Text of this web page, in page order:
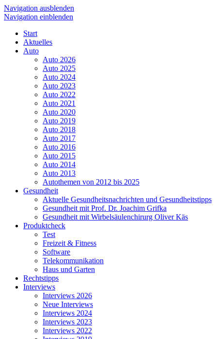
Navigation ausblenden
Navigation einblenden
Start
Aktuelles
Auto
Auto 2026
Auto 2025
Auto 2024
Auto 2023
Auto 2022
Auto 2021
Auto 2020
Auto 2019
Auto 2018
Auto 2017
Auto 2016
Auto 2015
Auto 2014
Auto 2013
Autothemen von 2012 bis 2025
Gesundheit
Aktuelle Gesundheitsnachrichten und Gesundheitstipps
Gesundheit mit Prof. Dr. Joachim Grifka
Gesundheit mit Wirbelsäulenchirurg Oliver Käs
Produktcheck
Test
Freizeit & Fitness
Software
Telekommunikation
Haus und Garten
Rechtstipps
Interviews
Interviews 2026
Neue Interviews
Interviews 2024
Interviews 2023
Interviews 2022